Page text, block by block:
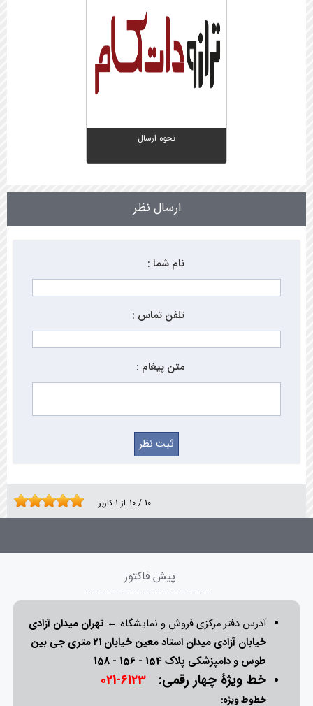
نحوه ارسال
ارسال نظر
نام شما :
تلفن تماس :
متن پیغام :
10 / 10 از 1کاربر
پیش فاکتور
آدرس دفتر مرکزی فروش و نمایشگاه ← تهران میدان آزادی
خیابان آزادی میدان استاد معین خیابان ۲۱ متری جی بین
طوس و دامپزشکی پلاک 154 - 156 - 158
خط ویژۀ چهار رقمی:6123-021
خطوط ویژه: